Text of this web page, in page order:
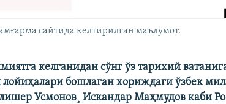
сайтида келтирилган маълумот.
келганидан сўнг ўз тарихий
лойиҳалари бошлаган хориждаги ўзбек
Усмонов¸ Искандар Маҳмудов каби